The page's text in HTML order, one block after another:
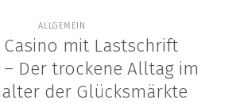
ALLGEMEIN
mit Lastschrift
– Der trockene Alltag im
der Glücksmärkte